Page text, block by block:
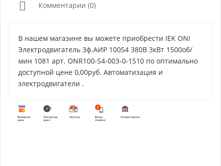
Комментарии (0)
В нашем магазине вы можете приобрести IEK ONI
Электродвигатель 3ф.АИР 100S4 380В 3кВт 1500об/
мин 1081 арт. ONR100-S4-003-0-1510 по оптимально
доступной цене 0,00руб. Автоматизация и
электродвигатели .